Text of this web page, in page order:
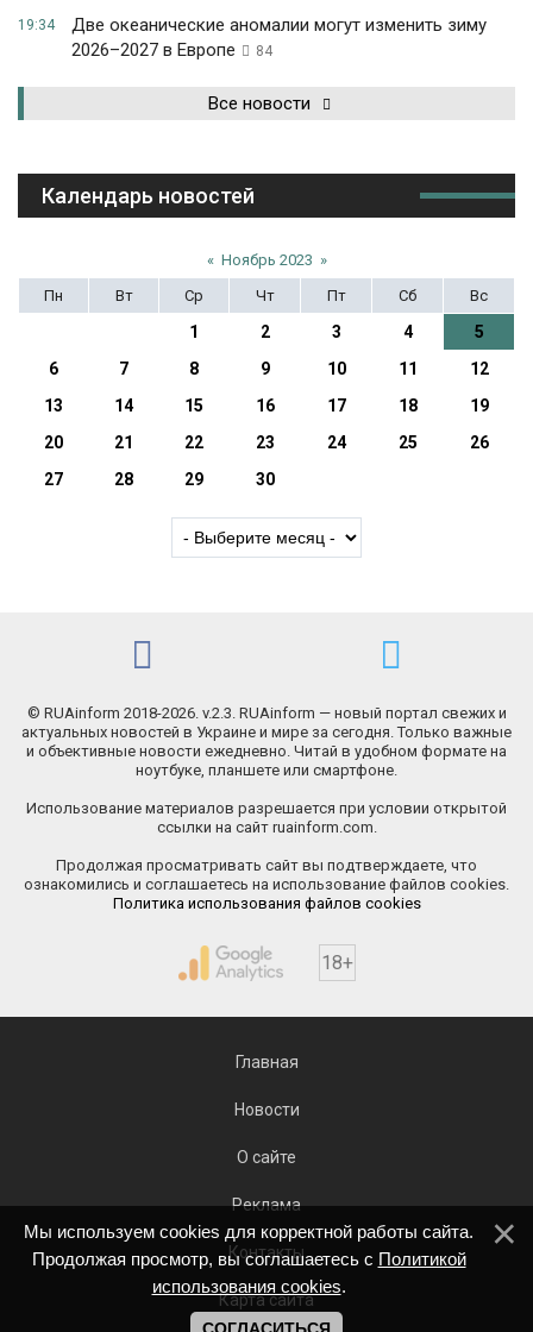
19:34
Две океанические аномалии могут изменить зиму
2026–2027 в Европе
84
Все новости
Календарь новостей
« Ноябрь 2023 »
Пн
Вт Ср Чт Пт Сб Вс
1 2 3 4
5
6
7 8 9 10 11
12
13
14 15 16 17 18
19
20
21 22 23 24 25
26
27
28 29 30
© RUAinform 2018-2026. v.2.3. RUAinform — новый портал свежих и
актуальных новостей в Украине и мире за сегодня. Только важные
и объективные новости ежедневно. Читай в удобном формате на
ноутбуке, планшете или смартфоне.
Использование материалов разрешается при условии открытой
ссылки на сайт ruainform.com.
Продолжая просматривать сайт вы подтверждаете, что
ознакомились и соглашаетесь на использование файлов cookies.
Политика использования файлов cookies
18+
Главная
Новости
О сайте
Реклама
Контакты
Карта сайта
Мы используем cookies для корректной работы сайта.
Продолжая просмотр, вы соглашаетесь с Политикой
использования cookies.